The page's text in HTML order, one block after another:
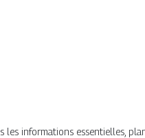
les informations essentielles,